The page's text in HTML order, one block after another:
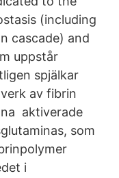
(including
cascade) and
uppstår
spjälkar
av fibrin
aktiverade
som
i